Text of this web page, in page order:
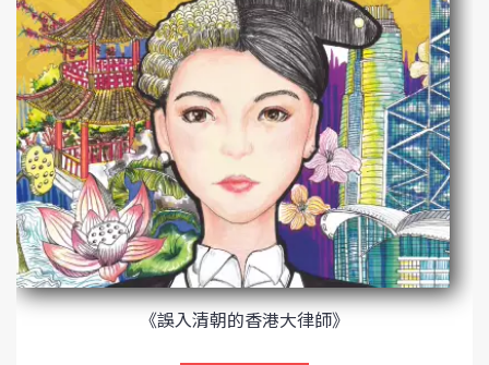
《誤入清朝的香港大律師》